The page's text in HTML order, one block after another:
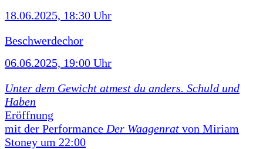
18.06.2025, 18:30 Uhr
Beschwerdechor
06.06.2025, 19:00 Uhr
Unter dem Gewicht atmest du anders. Schuld und
Haben
Eröffnung
mit der Performance Der Waagenrat von Miriam
Stoney um 22:00